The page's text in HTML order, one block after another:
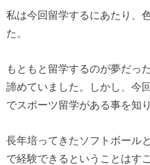
私は今回留学するにあたり、
た。
もともと留学するのが夢だっ
諦めていました。しかし、今
でスポーツ留学がある事を知
長年培ってきた ソフトボール
で経験できるという ことはす